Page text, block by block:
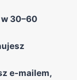
30–60
e-mailem,